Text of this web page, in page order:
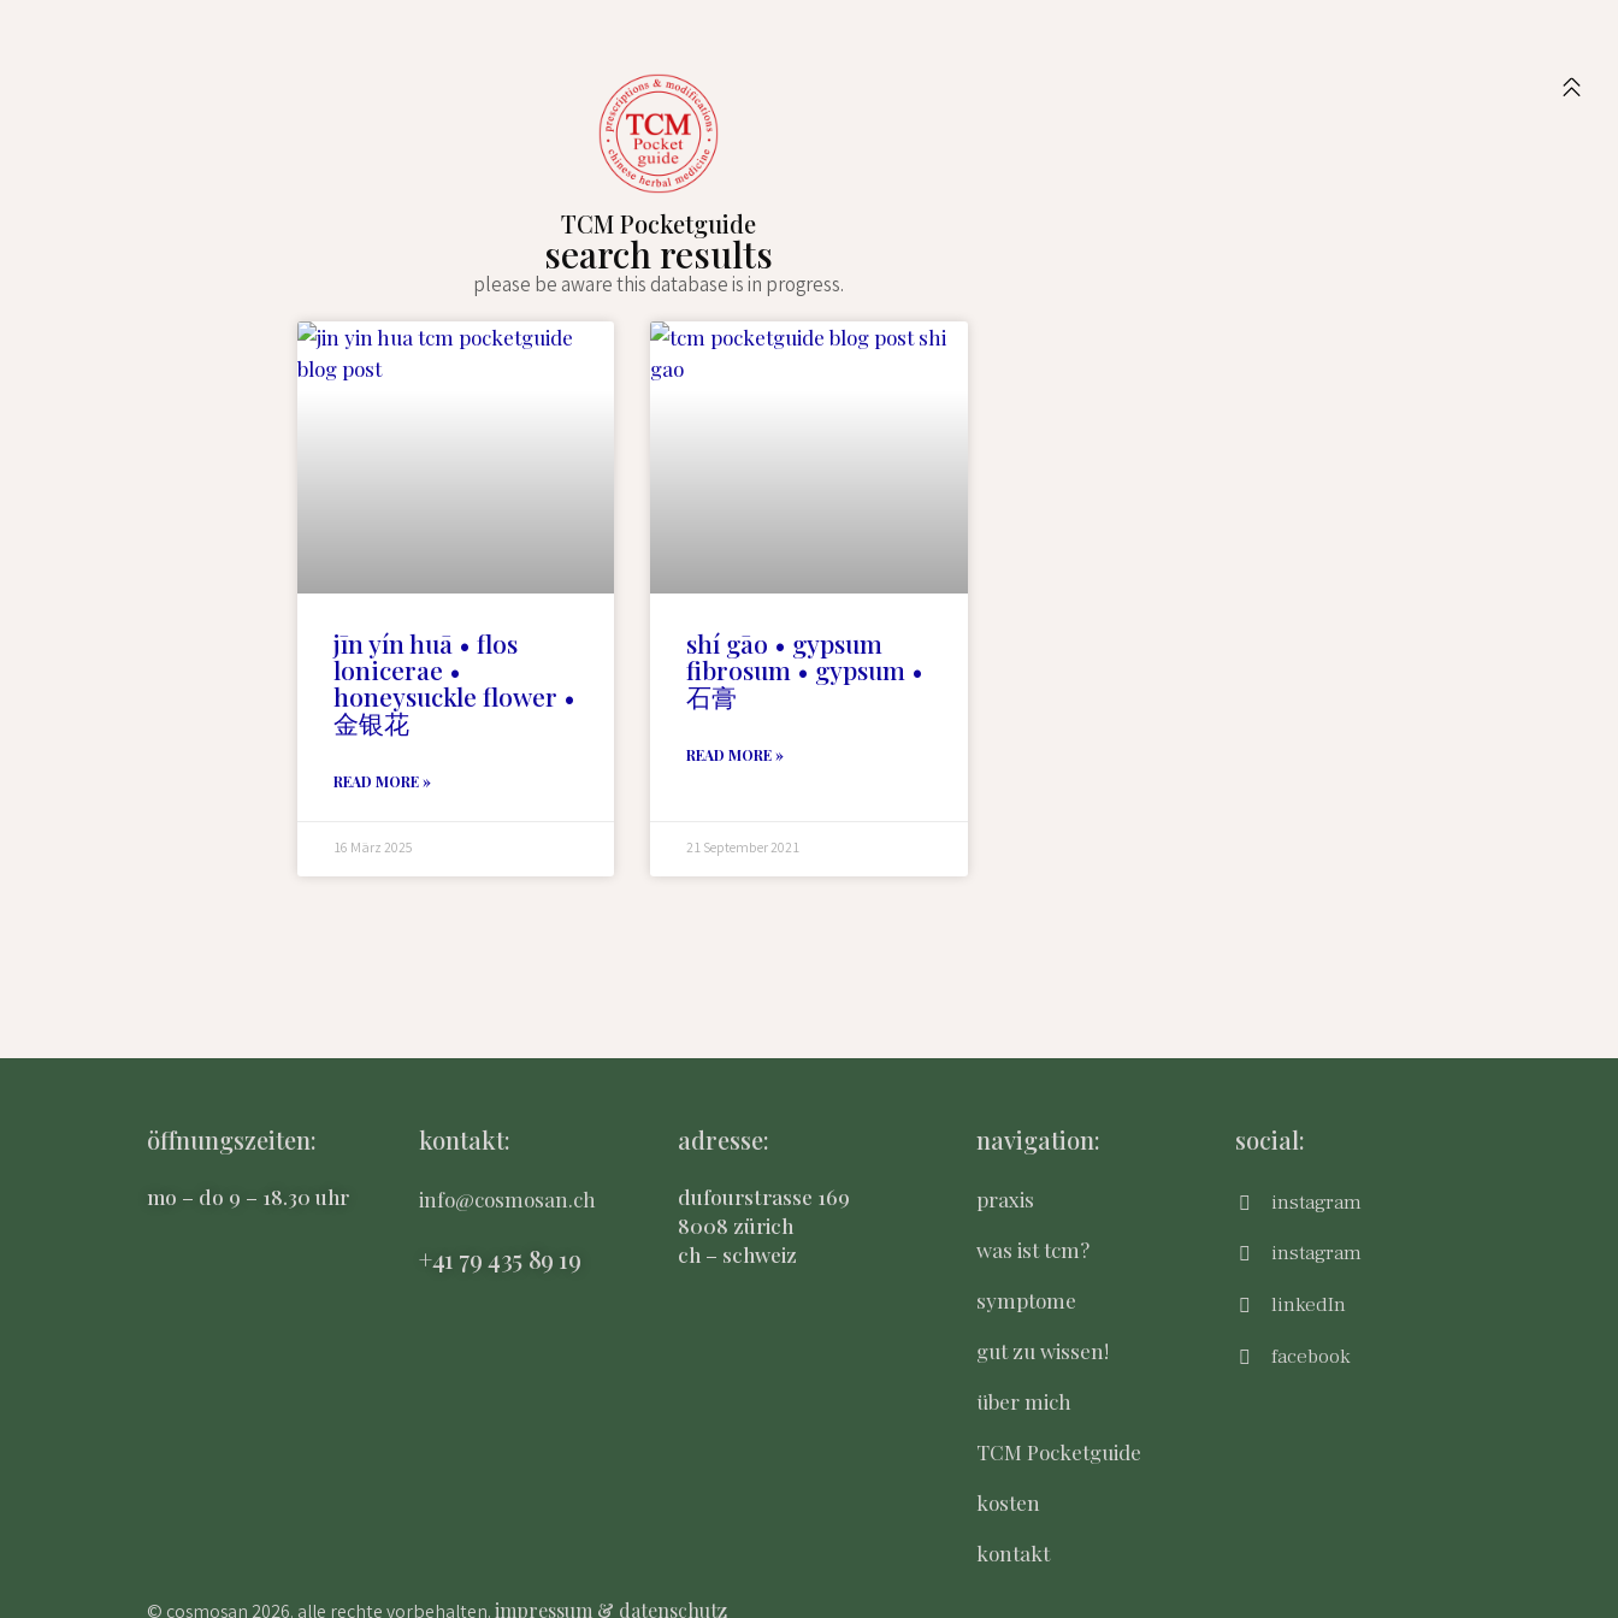
TCM Pocketguide
search results
please be aware this database is in progress.
jīn yín huā • flos
lonicerae •
honeysuckle flower •
金银花
READ MORE »
16 März 2025
shí gāo • gypsum
fibrosum • gypsum •
石膏
READ MORE »
21 September 2021
öffnungszeiten:
mo – do 9 – 18.30 uhr
kontakt:
info@cosmosan.ch
+41 79 435 89 19
adresse:
dufourstrasse 169
8008 zürich
ch – schweiz
navigation:
praxis
was ist tcm?
symptome
gut zu wissen!
über mich
TCM Pocketguide
kosten
kontakt
social:
instagram
instagram
linkedIn
facebook
impressum & datenschutz